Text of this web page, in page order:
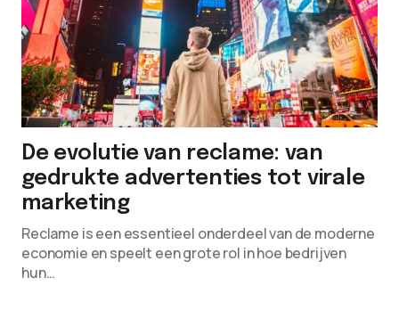
De evolutie van reclame: van
gedrukte advertenties tot virale
marketing
Reclame is een essentieel onderdeel van de moderne
economie en speelt een grote rol in hoe bedrijven
hun…